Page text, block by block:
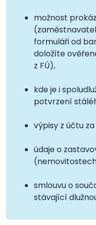
možnost
formuláři od
doložíte
z FÚ),
kde je i
potvrzení
výpisy z účtu
údaje o
smlouvu o
stávající